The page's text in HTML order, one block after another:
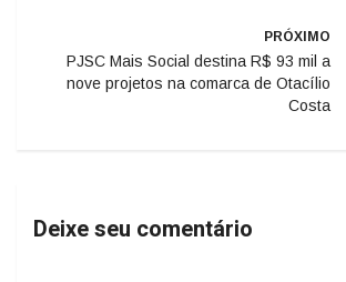
PRÓXIMO
PJSC Mais Social destina R$ 93 mil a
nove projetos na comarca de Otacílio
Costa
Deixe seu comentário